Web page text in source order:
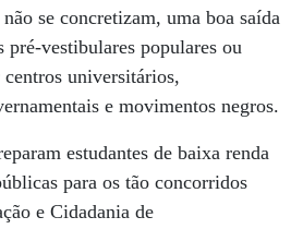
não se concretizam, uma boa saída
pré-vestibulares populares ou
universitários,
e movimentos negros.
estudantes de baixa renda
para os tão concorridos
e Cidadania de